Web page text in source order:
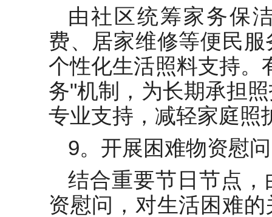
由社区统筹家务保
费、居家维修等便民
个性化生活照料支持。
务"机制，为长期承担
专业支持，减轻家庭照
9。开展困难物资慰
结合重要节日节点
资慰问，对生活困难